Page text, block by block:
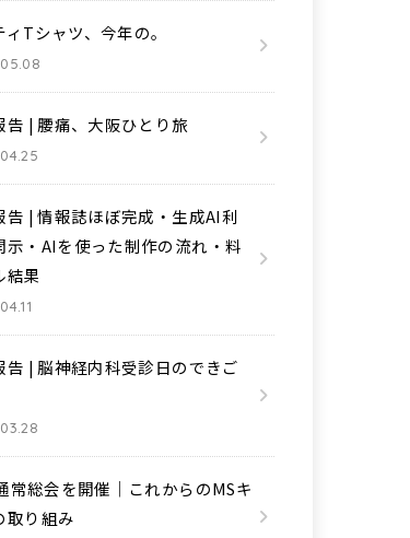
Tシャツ、今年の。
告 | 腰痛、大阪ひとり旅
告 | 情報誌ほぼ完成・生成AI利
示・AIを使った制作の流れ・料
結果
告 | 脳神経内科受診日のできご
常総会を開催｜これからのMSキ
取り組み